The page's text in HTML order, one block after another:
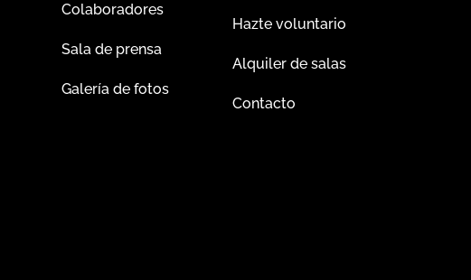
Colaboradores
Sala de prensa
Galería de fotos
Hazte voluntario
Alquiler de salas
Contacto